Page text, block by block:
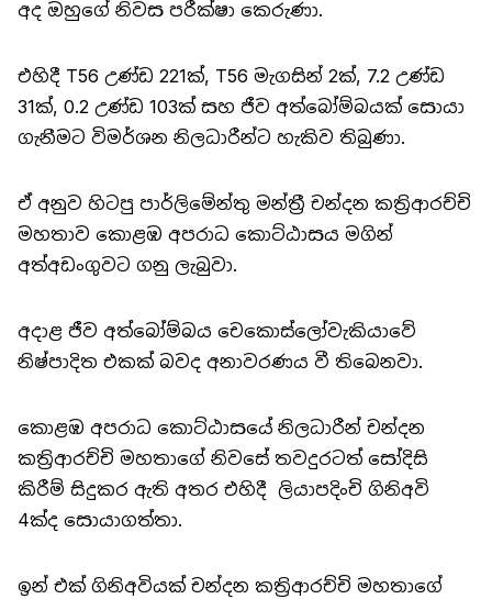
අද ඔහුගේ නිවස පරීක්ෂා කෙරුණා.
එහිදී T56 උණ්ඩ 221ක්, T56 මැගසින් 2ක්, 7.2 උණ්ඩ
31ක්, 0.2 උණ්ඩ 103ක් සහ ජීව අත්බෝම්බයක් සොයා
ගැනීමට විමර්ශන නිලධාරීන්ට හැකිව තිබුණා.
ඒ අනුව හිටපු පාර්ලිමේන්තු මන්ත්‍රී චන්දන කත්‍රිආරච්චි
මහතාව කොළඹ අපරාධ කොට්ඨාසය මගින්
අත්අඩංගුවට ගනු ලැබුවා.
අදාළ ජීව අත්බෝම්බය චෙකොස්ලෝවැකියාවේ
නිෂ්පාදිත එකක් බවද අනාවරණය වී තිබෙනවා.
කොළඹ අපරාධ කොට්ඨාසයේ නිලධාරීන් චන්දන
කත්‍රිආරච්චි මහතාගේ නිවසේ තවදුරටත් සෝදිසි
කිරීම් සිදුකර ඇති අතර එහිදී ලියාපදිංචි ගිනිඅවි
4ක්ද සොයාගත්තා.
ඉන් එක් ගිනිඅවියක් චන්දන කත්‍රිආරච්චි මහතාගේ